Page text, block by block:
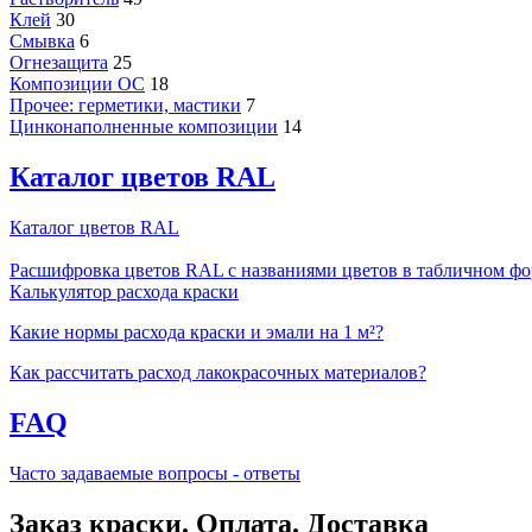
Клей 30
Смывка 6
Огнезащита 25
Композиции ОС 18
Прочее: герметики, мастики 7
Цинконаполненные композиции 14
Каталог цветов RAL
Каталог цветов RAL
Расшифровка цветов RAL с названиями цветов в табличном
Калькулятор расхода краски
Какие нормы расхода краски и эмали на 1 м²?
Как рассчитать расход лакокрасочных материалов?
FAQ
Часто задаваемые вопросы - ответы
Заказ краски. Оплата. Доставка